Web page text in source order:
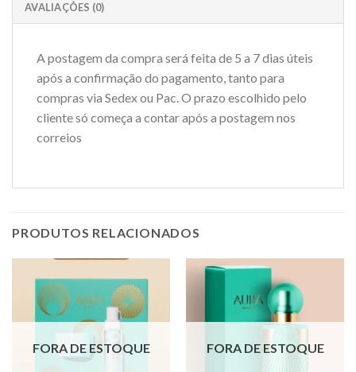
AVALIAÇÕES (0)
A postagem da compra será feita de 5 a 7 dias úteis
após a confirmação do pagamento, tanto para
compras via Sedex ou Pac. O prazo escolhido pelo
cliente só começa a contar após a postagem nos
correios
PRODUTOS RELACIONADOS
FORA DE ESTOQUE FORA DE ESTOQUE